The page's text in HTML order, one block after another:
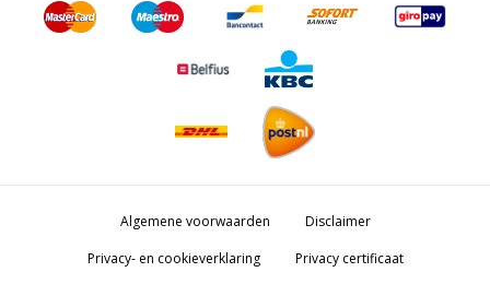
Algemene voorwaarden
Disclaimer
Privacy- en cookieverklaring
Privacy certificaat